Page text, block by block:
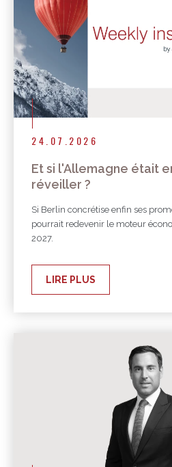
24.07.2026
Et si l'Allemagne était
réveiller ?
Si Berlin concrétise enfin ses
pourrait redevenir le moteur
2027.
LIRE PLUS